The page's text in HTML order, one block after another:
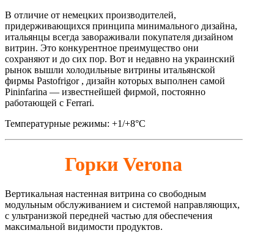
В отличие от немецких производителей,
придерживающихся принципа минимального дизайна,
итальянцы всегда завораживали покупателя дизайном
витрин. Это конкурентное преимущество они
сохраняют и до сих пор. Вот и недавно на украинский
рынок вышли холодильные витрины итальянской
фирмы Pastofrigor , дизайн которых выполнен самой
Pininfarina — известнейшей фирмой, постоянно
работающей с Ferrari.
Температурные режимы: +1/+8°C
Горки Verona
Вертикальная настенная витрина со свободным
модульным обслуживанием и системой направляющих,
с ультранизкой передней частью для обеспечения
максимальной видимости продуктов.